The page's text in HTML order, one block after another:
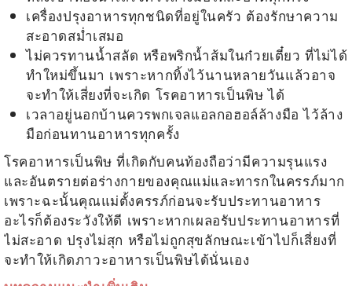
เครื่องปรุงอาหารทุกชนิดที่อยู่ในครัว ต้องรักษาความ
สะอาดสม่ำเสมอ
ไม่ควรทานน้ำสลัด หรือพริกน้ำส้มในก๋วยเตี๋ยว ที่ไม่ได้
ทำใหม่ขึ้นมา เพราะหากทิ้งไว้นานหลายวันแล้วอาจ
จะทำให้เสี่ยงที่จะเกิด โรคอาหารเป็นพิษได้
เวลาอยู่นอกบ้านควรพกเจลแอลกอฮอล์ล้างมือ ไว้ล้าง
มือก่อนทานอาหารทุกครั้ง
โรคอาหารเป็นพิษที่เกิดกับคนท้องถือว่ามีความรุนแรง
และอันตรายต่อร่างกายของคุณแม่และทารกในครรภ์มาก
เพราะฉะนั้นคุณแม่ตั้งครรภ์ก่อนจะรับประทานอาหาร
อะไรก็ต้องระวังให้ดี เพราะหากเผลอรับประทานอาหารที่
ไม่สะอาด ปรุงไม่สุก หรือไม่ถูกสุขลักษณะเข้าไปก็เสี่ยงที่
จะทำให้เกิดภาวะอาหารเป็นพิษได้นั่นเอง